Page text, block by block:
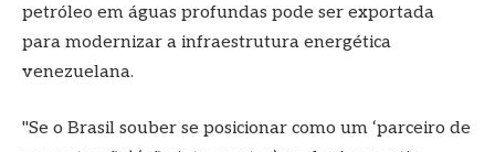
petróleo em águas profundas pode ser exportada
para modernizar a infraestrutura energética
venezuelana.
"Se o Brasil souber se posicionar como um ‘parceiro de